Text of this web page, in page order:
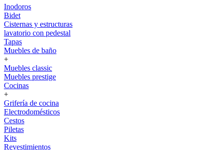
Inodoros
Bidet
Cisternas y estructuras
lavatorio con pedestal
Tapas
Muebles de baño
+
Muebles classic
Muebles prestige
Cocinas
+
Grifería de cocina
Electrodomésticos
Cestos
Piletas
Kits
Revestimientos